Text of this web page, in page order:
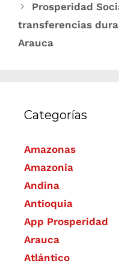
Prosperidad
transferencias
Arauca
Categorías
Amazonas
Amazonia
Andina
Antioquia
App Prosperidad
Arauca
Atlántico